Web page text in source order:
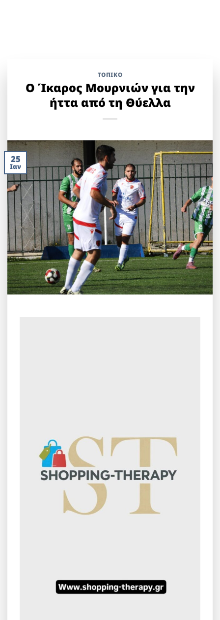
ΤΟΠΙΚΌ
Ο Ίκαρος Μουρνιών για την
ήττα από τη Θύελλα
25
Ιαν